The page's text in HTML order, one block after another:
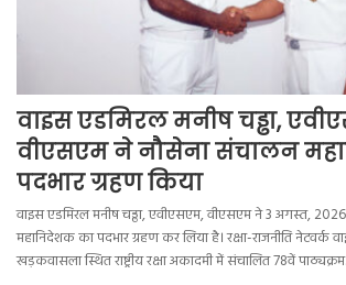
वाइस एडमिरल मनीष चड्ढा,
वीएसएम ने नौसेना संचालन
पदभार ग्रहण किया
वाइस एडमिरल मनीष चड्ढा, एवीएसएम, वीएसएम ने 3 अगस्त,
महानिदेशक का पदभार ग्रहण कर लिया है। रक्षा-राजनीति नेटवर्क
खड़कवासला स्थित राष्ट्रीय रक्षा अकादमी में संचालित 78वें